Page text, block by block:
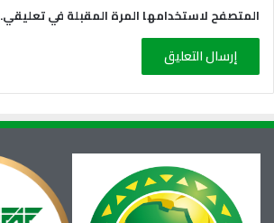
المتصفح لاستخدامها المرة المقبلة في تعليقي.